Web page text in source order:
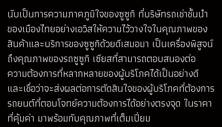
นับเป็นการความภาคภูมิใจของซูซูกิ ที่บริษัทรถเช่าชั้นนำ
ของเมืองไทยอย่างเอวิสให้ความไว้วางใจในคุณภาพของ
สินค้าและบริการของซูซูกิด้วยดีเสมอมา เป็นเครื่องพิสูจน์
ถึงคุณภาพของรถซูซูกิ เซียสที่สามารถตอบสนองต่อ
ความต้องการที่หลากหลายของผู้บริโภคได้เป็นอย่างดี
และเชื่อว่าจะส่งผลต่อการตัดสินใจของผู้บริโภคที่ต้องการ
รถยนต์ที่ตอบโจทย์ความต้องการได้อย่างตรงจุด ในราคา
ที่คุ้มค่า มาพร้อมกับคุณภาพที่เต็มเปี่ยม